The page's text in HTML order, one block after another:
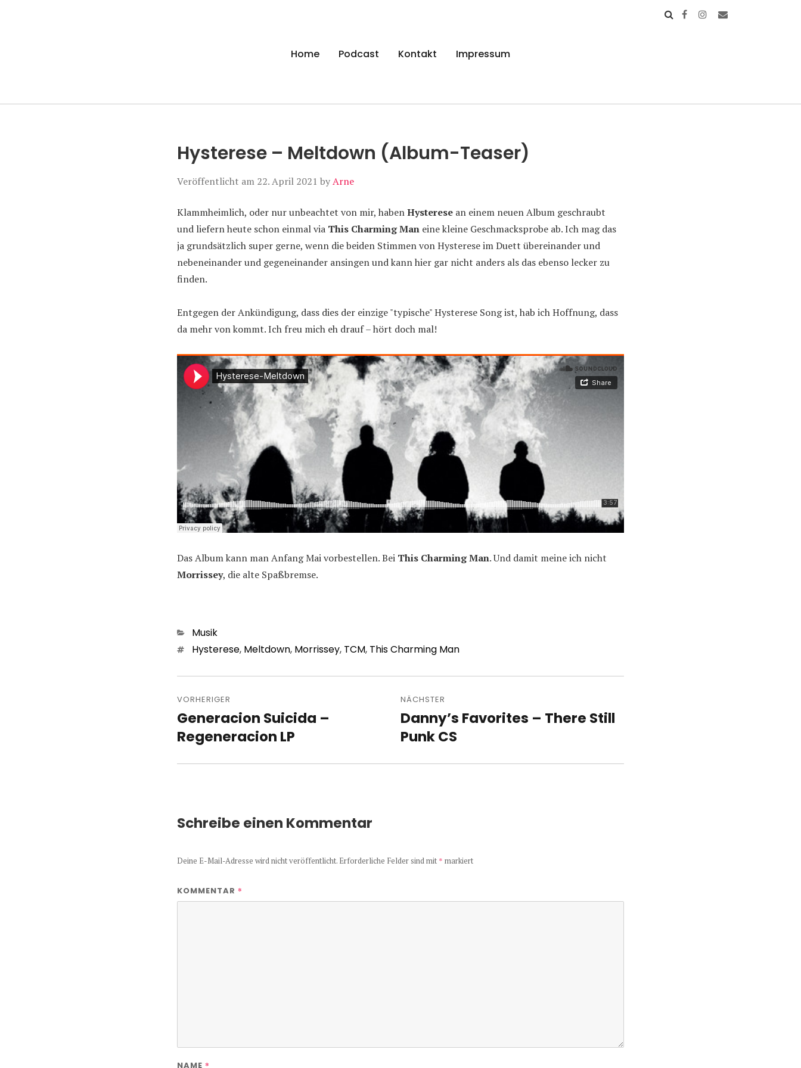
Manierenversagen
Home Podcast Kontakt Impressum
Hysterese – Meltdown (Album-Teaser)
Veröffentlicht am 22. April 2021 byArne
Klammheimlich, oder nur unbeachtet von mir, habenHysterese an einem neuen Album geschraubt
und liefern heute schon einmal via This Charming Man eine kleine Geschmacksprobe ab. Ich mag das
ja grundsätzlich super gerne, wenn die beiden Stimmen von Hysterese im Duett übereinander und
nebeneinander und gegeneinander ansingen und kann hier gar nicht anders als das ebenso lecker zu
finden.
Entgegen der Ankündigung, dass dies der einzige "typische" Hysterese Song ist, hab ich Hoffnung, dass
da mehr von kommt. Ich freu mich eh drauf – hört doch mal!
Das Album kann man Anfang Mai vorbestellen. Bei This Charming Man. Und damit meine ich nicht
Morrissey, die alte Spaßbremse.
Kategorien
Musik
Schlagwörter
Hysterese, Meltdown, Morrissey, TCM, This Charming Man
VORHERIGER
Vorheriger
Beitrag:
Generacion Suicida –
Regeneracion LP
NÄCHSTER
Nächster
Beitrag:
Danny’s Favorites – There Still
Punk CS
Schreibe einen Kommentar
Deine E-Mail-Adresse wird nicht veröffentlicht. Erforderliche Felder sind mit * markiert
KOMMENTAR *
NAME *